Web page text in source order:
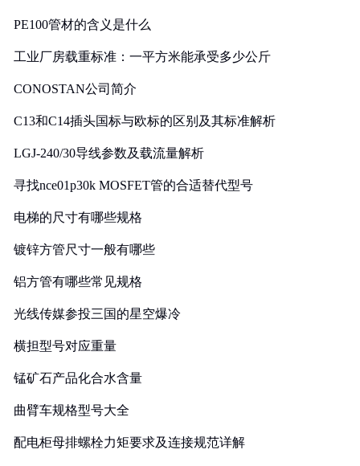
PE100管材的含义是什么
工业厂房载重标准：一平方米能承受多少公斤
CONOSTAN公司简介
C13和C14插头国标与欧标的区别及其标准解析
LGJ-240/30导线参数及载流量解析
寻找nce01p30k MOSFET管的合适替代型号
电梯的尺寸有哪些规格
镀锌方管尺寸一般有哪些
铝方管有哪些常见规格
光线传媒参投三国的星空爆冷
横担型号对应重量
锰矿石产品化合水含量
曲臂车规格型号大全
配电柜母排螺栓力矩要求及连接规范详解